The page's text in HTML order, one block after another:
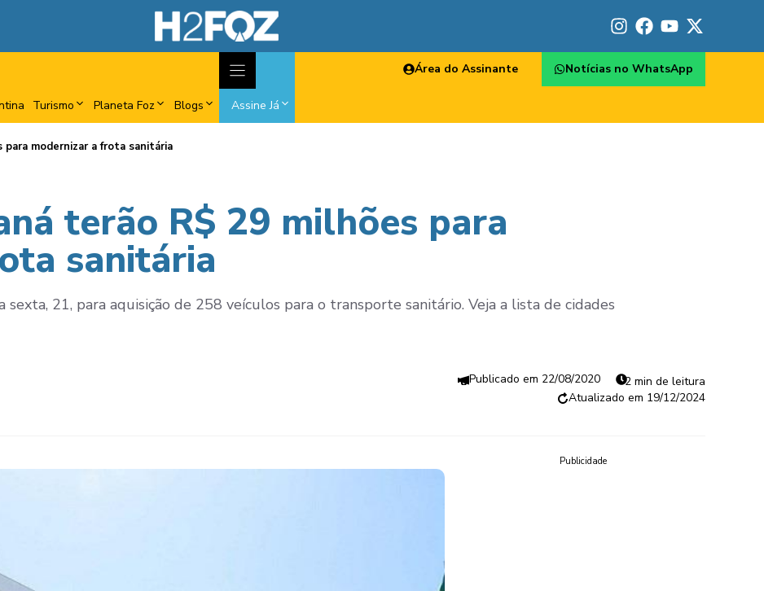
Turismo Planeta Foz Blogs Assine Já
Área do Assinante Notícias no WhatsApp
para modernizar a frota sanitária
terão R$ 29 milhões para
sanitária
sexta, 21, para aquisição de 258 veículos para o transporte sanitário. Veja a lista de cidades
22/08/2020
2 min de leitura
19/12/2024
Publicidade